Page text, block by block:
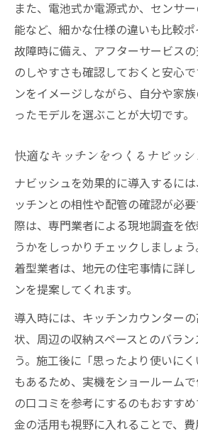
する方法
ナビッシュで始める光熱
のすすめ
最新システムキッチンの
解説
術
省エネ設備導入で実感す
リフォームで実感できるタッ
リフォームで体験するナ
作性
タッチレス水栓がもたら
ン生活
リフォーム後のキッチン
理由
ナビッシュで実現する節
暮らし
リフォームの新常識タッ
また、電池式か電源式か、センサ
能など、細かな仕様の違いも比較
故障時に備え、アフターサービス
のしやすさも確認しておくと安心
ンをイメージしながら、自分や家
ったモデルを選ぶことが大切です。
快適なキッチンをつくるナビッ
ナビッシュを効果的に導入するに
ッチンとの相性や配管の確認が必
際は、専門業者による現地調査を
うかをしっかりチェックしましょ
着型業者は、地元の住宅事情に詳
ンを提案してくれます。
導入時には、キッチンカウンター
状、周辺の収納スペースとのバラ
う。施工後に「思ったより使いに
もあるため、実機をショールーム
の口コミを参考にするのもおすす
金の活用も視野に入れることで、